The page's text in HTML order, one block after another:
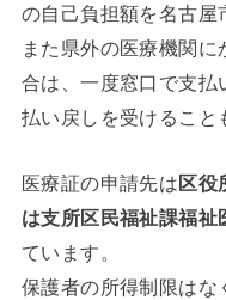
の自己負担額を名古屋
また県外の医療機関
合は、一度窓口で支払
払い戻しを受けること
医療証の申請先は 区役
は支所区民福祉課福祉
ています。
保護者の所得制限はな